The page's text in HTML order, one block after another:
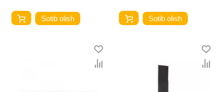
Sotib olish Sotib olish